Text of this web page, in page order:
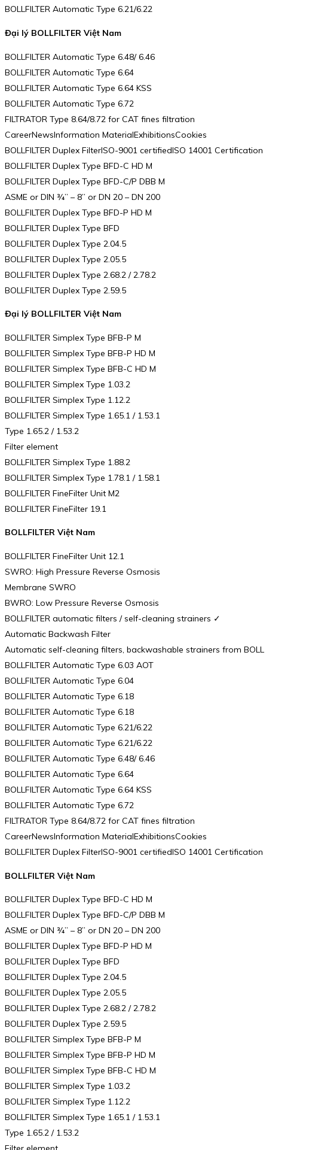
BOLLFILTER Automatic Type 6.21/6.22
Đại lý BOLLFILTER Việt Nam
BOLLFILTER Automatic Type 6.48/ 6.46
BOLLFILTER Automatic Type 6.64
BOLLFILTER Automatic Type 6.64 KSS
BOLLFILTER Automatic Type 6.72
FILTRATOR Type 8.64/8.72 for CAT fines filtration
CareerNewsInformation MaterialExhibitionsCookies
BOLLFILTER Duplex FilterISO-9001 certifiedISO 14001 Certification
BOLLFILTER Duplex Type BFD-C HD M
BOLLFILTER Duplex Type BFD-C/P DBB M
ASME or DIN ¾” – 8” or DN 20 – DN 200
BOLLFILTER Duplex Type BFD-P HD M
BOLLFILTER Duplex Type BFD
BOLLFILTER Duplex Type 2.04.5
BOLLFILTER Duplex Type 2.05.5
BOLLFILTER Duplex Type 2.68.2 / 2.78.2
BOLLFILTER Duplex Type 2.59.5
Đại lý BOLLFILTER Việt Nam
BOLLFILTER Simplex Type BFB-P M
BOLLFILTER Simplex Type BFB-P HD M
BOLLFILTER Simplex Type BFB-C HD M
BOLLFILTER Simplex Type 1.03.2
BOLLFILTER Simplex Type 1.12.2
BOLLFILTER Simplex Type 1.65.1 / 1.53.1
Type 1.65.2 / 1.53.2
Filter element
BOLLFILTER Simplex Type 1.88.2
BOLLFILTER Simplex Type 1.78.1 / 1.58.1
BOLLFILTER FineFilter Unit M2
BOLLFILTER FineFilter 19.1
BOLLFILTER Việt Nam
BOLLFILTER FineFilter Unit 12.1
SWRO: High Pressure Reverse Osmosis
Membrane SWRO
BWRO: Low Pressure Reverse Osmosis
BOLLFILTER automatic filters / self-cleaning strainers ✓
Automatic Backwash Filter
Automatic self-cleaning filters, backwashable strainers from BOLL
BOLLFILTER Automatic Type 6.03 AOT
BOLLFILTER Automatic Type 6.04
BOLLFILTER Automatic Type 6.18
BOLLFILTER Automatic Type 6.18
BOLLFILTER Automatic Type 6.21/6.22
BOLLFILTER Automatic Type 6.21/6.22
BOLLFILTER Automatic Type 6.48/ 6.46
BOLLFILTER Automatic Type 6.64
BOLLFILTER Automatic Type 6.64 KSS
BOLLFILTER Automatic Type 6.72
FILTRATOR Type 8.64/8.72 for CAT fines filtration
CareerNewsInformation MaterialExhibitionsCookies
BOLLFILTER Duplex FilterISO-9001 certifiedISO 14001 Certification
BOLLFILTER Việt Nam
BOLLFILTER Duplex Type BFD-C HD M
BOLLFILTER Duplex Type BFD-C/P DBB M
ASME or DIN ¾” – 8” or DN 20 – DN 200
BOLLFILTER Duplex Type BFD-P HD M
BOLLFILTER Duplex Type BFD
BOLLFILTER Duplex Type 2.04.5
BOLLFILTER Duplex Type 2.05.5
BOLLFILTER Duplex Type 2.68.2 / 2.78.2
BOLLFILTER Duplex Type 2.59.5
BOLLFILTER Simplex Type BFB-P M
BOLLFILTER Simplex Type BFB-P HD M
BOLLFILTER Simplex Type BFB-C HD M
BOLLFILTER Simplex Type 1.03.2
BOLLFILTER Simplex Type 1.12.2
BOLLFILTER Simplex Type 1.65.1 / 1.53.1
Type 1.65.2 / 1.53.2